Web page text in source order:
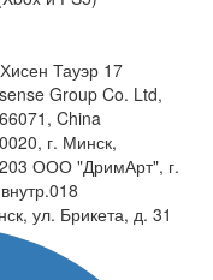
Тауэр 17
Group Co. Ltd,
China
г. Минск,
ООО "ДримАрт", г.
ул. Брикета, д. 31